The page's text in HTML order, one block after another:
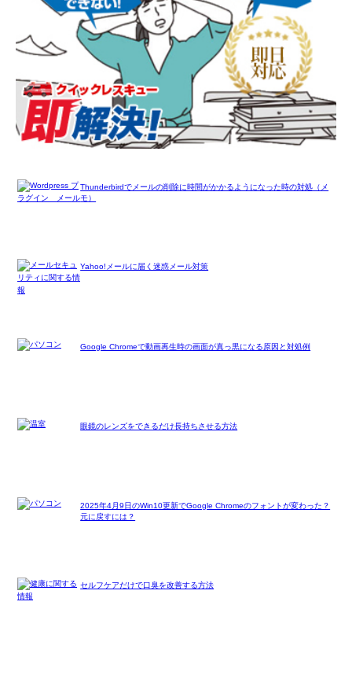
Thunderbirdでメールの削除に時間がかかるようになった時の対処（メ
モ）
Yahoo!メールに届く迷惑メール対策
Google Chromeで動画再生時の画面が真っ黒になる原因と対処例
眼鏡のレンズをできるだけ長持ちさせる方法
2025年4月9日のWin10更新でGoogle Chromeのフォントが変わった？
元に戻すには？
セルフケアだけで口臭を改善する方法